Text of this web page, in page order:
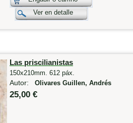
Ver en detalle
Las priscilianistas
150x210mm. 612 páx.
Autor: Olivares Guillen, Andrés
25,00 €